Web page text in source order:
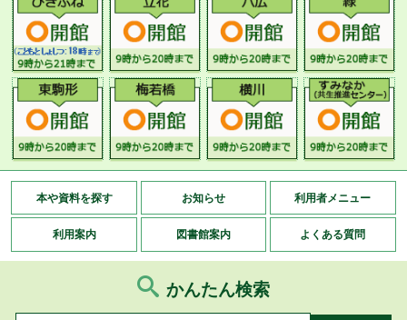
本や資料を探す お知らせ 利用者メニュー
利用案内 図書館案内 よくある質問
かんたん検索